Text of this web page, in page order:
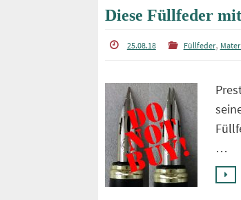
Diese Füllfeder
25.08.18 Füllfeder,
…